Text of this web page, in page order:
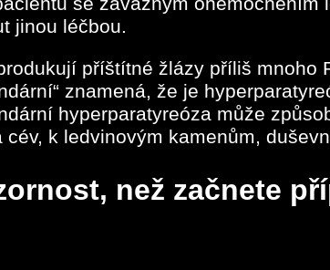
jinou léčbou.
příštítné žlázy příliš mnoho
znamená, že je
hyperparatyreóza může
k ledvinovým kamenům,
než začnete